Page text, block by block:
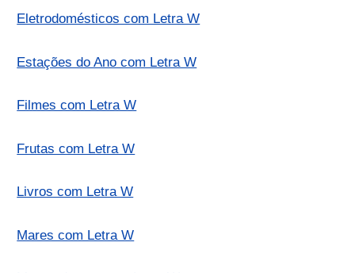
Eletrodomésticos com Letra W
Estações do Ano com Letra W
Filmes com Letra W
Frutas com Letra W
Livros com Letra W
Mares com Letra W